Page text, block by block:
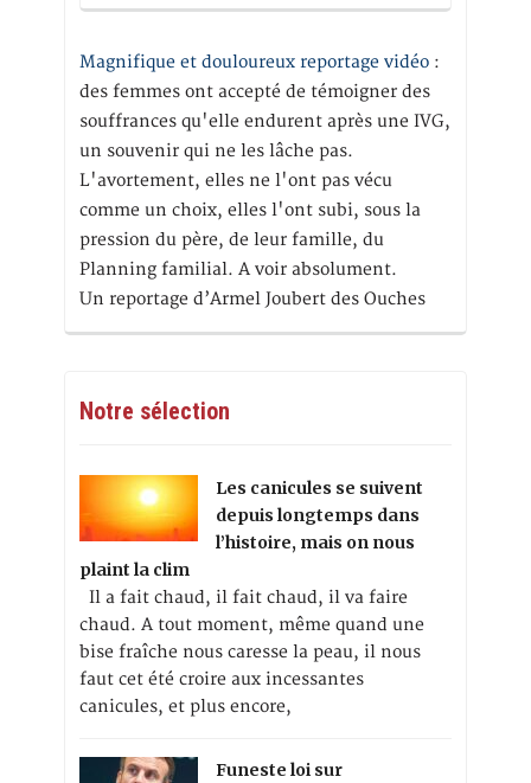
Magnifique et douloureux reportage vidéo :
des femmes ont accepté de témoigner des
souffrances qu'elle endurent après une IVG,
un souvenir qui ne les lâche pas.
L'avortement, elles ne l'ont pas vécu
comme un choix, elles l'ont subi, sous la
pression du père, de leur famille, du
Planning familial. A voir absolument.
Un reportage d’Armel Joubert des Ouches
Notre sélection
Les canicules se suivent
depuis longtemps dans
l’histoire, mais on nous
plaint la clim
Il a fait chaud, il fait chaud, il va faire
chaud. A tout moment, même quand une
bise fraîche nous caresse la peau, il nous
faut cet été croire aux incessantes
canicules, et plus encore,
Funeste loi sur